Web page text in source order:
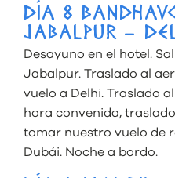
DÍA 8
JABALPUR –
Desayuno en el hotel.
Jabalpur. Traslado al
vuelo a Delhi. Traslado
hora convenida,
tomar nuestro vuelo de
Dubái. Noche a bordo.